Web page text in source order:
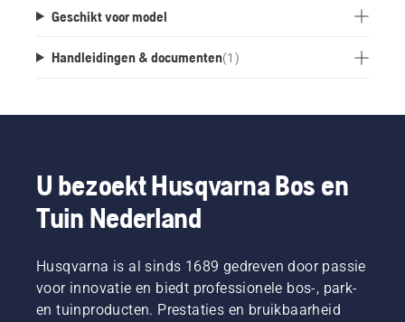
Geschikt voor model
Handleidingen & documenten(1 )
U bezoekt Husqvarna Bos en
Tuin Nederland
Husqvarna is al sinds 1689 gedreven door passie
voor innovatie en biedt professionele bos-, park-
en tuinproducten. Prestaties en bruikbaarheid